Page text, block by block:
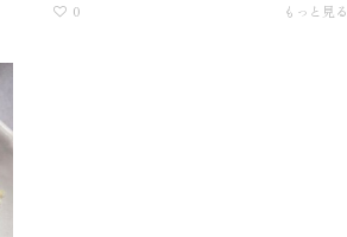
0 もっと見る